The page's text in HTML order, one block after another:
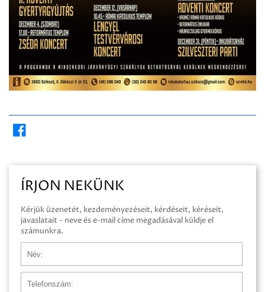
ÍRJON NEKÜNK
Kérjük üzenetét, kezdeményezéseit, kérdéseit, kéréseit,
javaslatait - neve és e-mail címe megadásával küldje el
számunkra.